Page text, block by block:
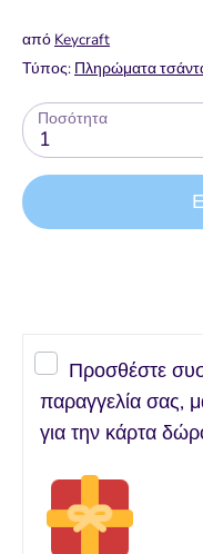
από Keycraft
Τύπος: Πληρώματα
Ποσότητα
1
Προσθέστε
παραγγελία σας,
για την κάρτα